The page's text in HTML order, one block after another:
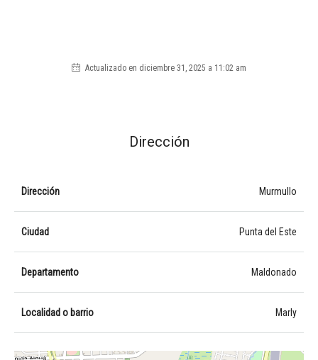
Actualizado en diciembre 31, 2025 a 11:02 am
Dirección
Dirección Murmullo
Ciudad Punta del Este
Departamento Maldonado
Localidad o barrio Marly